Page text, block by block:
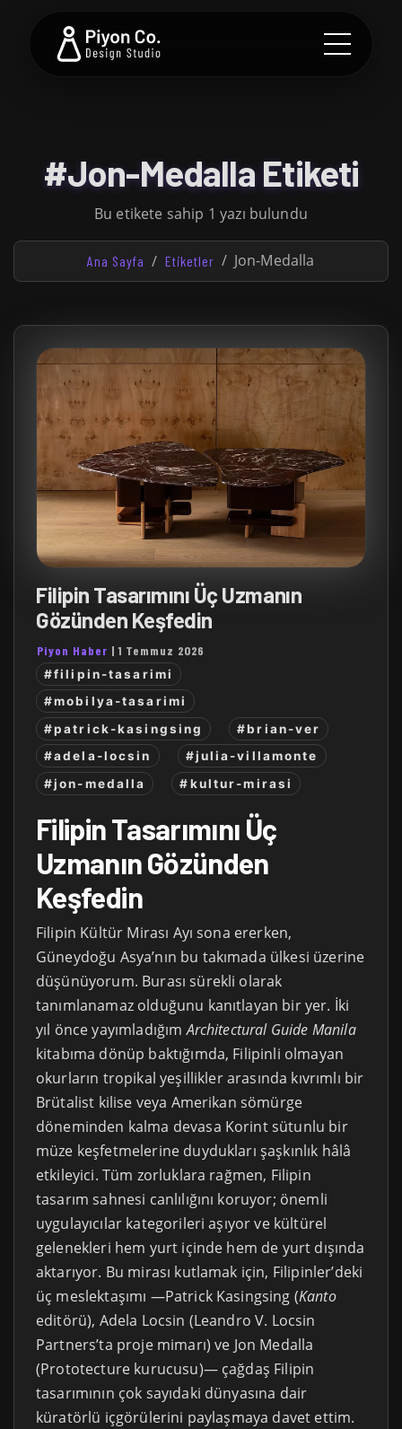
#Jon-Medalla Etiketi
Bu etikete sahip 1 yazı bulundu
Ana Sayfa Etiketler Jon-Medalla
Filipin Tasarımını Üç Uzmanın
Gözünden Keşfedin
Piyon Haber |1 Temmuz 2026
#filipin-tasarimi
#mobilya-tasarimi
#patrick-kasingsing
#brian-ver
#adela-locsin
#julia-villamonte
#jon-medalla
#kultur-mirasi
Filipin Tasarımını Üç
Uzmanın Gözünden
Keşfedin
Filipin Kültür Mirası Ayı sona ererken,
Güneydoğu Asya’nın bu takımada ülkesi üzerine
düşünüyorum. Burası sürekli olarak
tanımlanamaz olduğunu kanıtlayan bir yer. İki
yıl önce yayımladığımArchitectural Guide Manila
kitabıma dönüp baktığımda, Filipinli olmayan
okurların tropikal yeşillikler arasında kıvrımlı bir
Brütalist kilise veya Amerikan sömürge
döneminden kalma devasa Korint sütunlu bir
müze keşfetmelerine duydukları şaşkınlık hâlâ
etkileyici. Tüm zorluklara rağmen, Filipin
tasarım sahnesi canlılığını koruyor; önemli
uygulayıcılar kategorileri aşıyor ve kültürel
gelenekleri hem yurt içinde hem de yurt dışında
aktarıyor. Bu mirası kutlamak için, Filipinler’deki
üç meslektaşımı —Patrick Kasingsing (Kanto
editörü), Adela Locsin (Leandro V. Locsin
Partners’ta proje mimarı) ve Jon Medalla
(Prototecture kurucusu)— çağdaş Filipin
tasarımının çok sayıdaki dünyasına dair
küratörlü içgörülerini paylaşmaya davet ettim.